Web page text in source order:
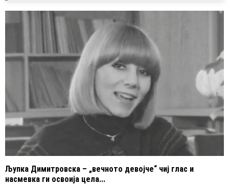
Љупка Димитровска – „вечното девојче“ чиј глас и
насмевка ги освоија цела...